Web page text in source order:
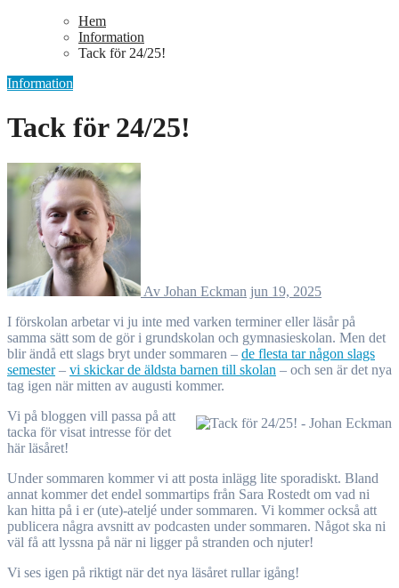
Hem
Information
Tack för 24/25!
Information
Tack för 24/25!
Av Johan Eckman jun 19, 2025
I förskolan arbetar vi ju inte med varken terminer eller läsår på
samma sätt som de gör i grundskolan och gymnasieskolan. Men det
blir ändå ett slags bryt under sommaren – de flesta tar någon slags
semester– vi skickar de äldsta barnen till skolan – och sen är det nya
tag igen när mitten av augusti kommer.
Vi på bloggen vill passa på att
tacka för visat intresse för det
här läsåret!
Under sommaren kommer vi att posta inlägg lite sporadiskt. Bland
annat kommer det endel sommartips från Sara Rostedt om vad ni
kan hitta på i er (ute)-ateljé under sommaren. Vi kommer också att
publicera några avsnitt av podcasten under sommaren. Något ska ni
väl få att lyssna på när ni ligger på stranden och njuter!
Vi ses igen på riktigt när det nya läsåret rullar igång!